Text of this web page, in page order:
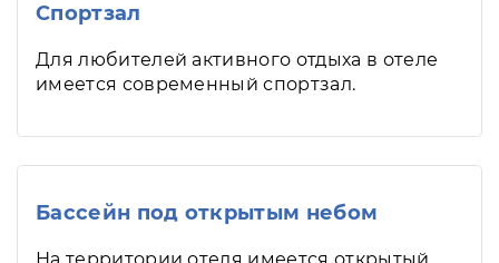
Спортзал
Для любителей активного отдыха в отеле
имеется современный спортзал.
Бассейн под открытым небом